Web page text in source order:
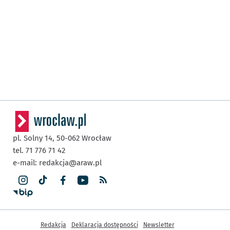
pl. Solny 14, 50-062 Wrocław
tel. 71 776 71 42
e-mail: redakcja@araw.pl
Inne informacje
Redakcja Deklaracja dostępności Newsletter